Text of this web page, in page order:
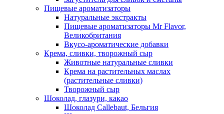
Пищевые ароматизаторы
Натуральные экстракты
Пищевые ароматизаторы Mr Flavor,
Великобритания
Вкусо-ароматические добавки
Крема, сливки, творожный сыр
Животные натуральные сливки
Крема на растительных маслах
(растительные сливки)
Творожный сыр
Шоколад, глазури, какао
Шоколад Callebaut, Бельгия